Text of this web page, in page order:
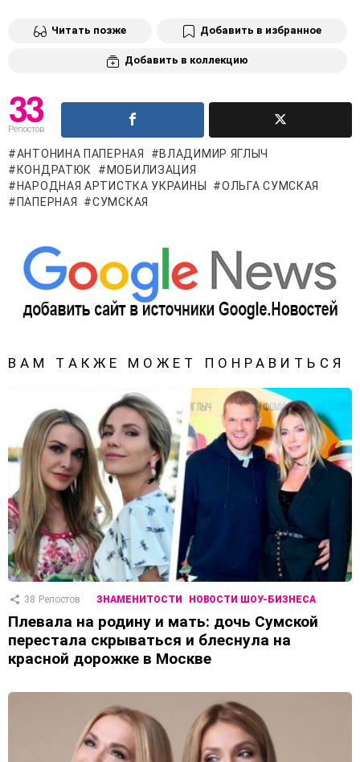
Читать позже Добавить в избранное
Добавить в коллекцию
33
Репостов
АНТОНИНА ПАПЕРНАЯ
ВЛАДИМИР ЯГЛЫЧ
КОНДРАТЮК
МОБИЛИЗАЦИЯ
НАРОДНАЯ АРТИСТКА УКРАИНЫ
ОЛЬГА СУМСКАЯ
ПАПЕРНАЯ
СУМСКАЯ
ВАМ ТАКЖЕ МОЖЕТ ПОНРАВИТЬСЯ
38 Репостов ЗНАМЕНИТОСТИ НОВОСТИ ШОУ-БИЗНЕСА
Плевала на родину и мать: дочь Сумской
перестала скрываться и блеснула на
красной дорожке в Москве